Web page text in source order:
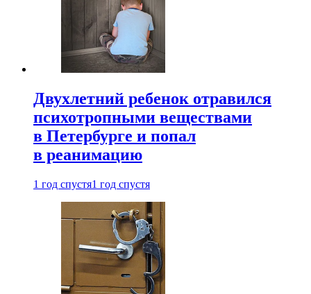
Двухлетний ребенок отравился
психотропными веществами
в Петербурге и попал
в реанимацию
1 год спустя1 год спустя